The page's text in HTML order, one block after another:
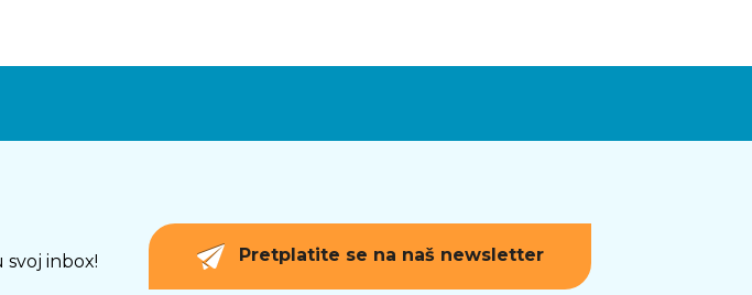
svoj inbox! Pretplatite se na naš newsletter